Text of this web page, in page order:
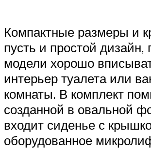
Компактные размеры и
пусть и простой дизайн,
модели хорошо
интерьер туалета или
комнаты. В комплект
созданной в овальной
входит сиденье с
оборудованное